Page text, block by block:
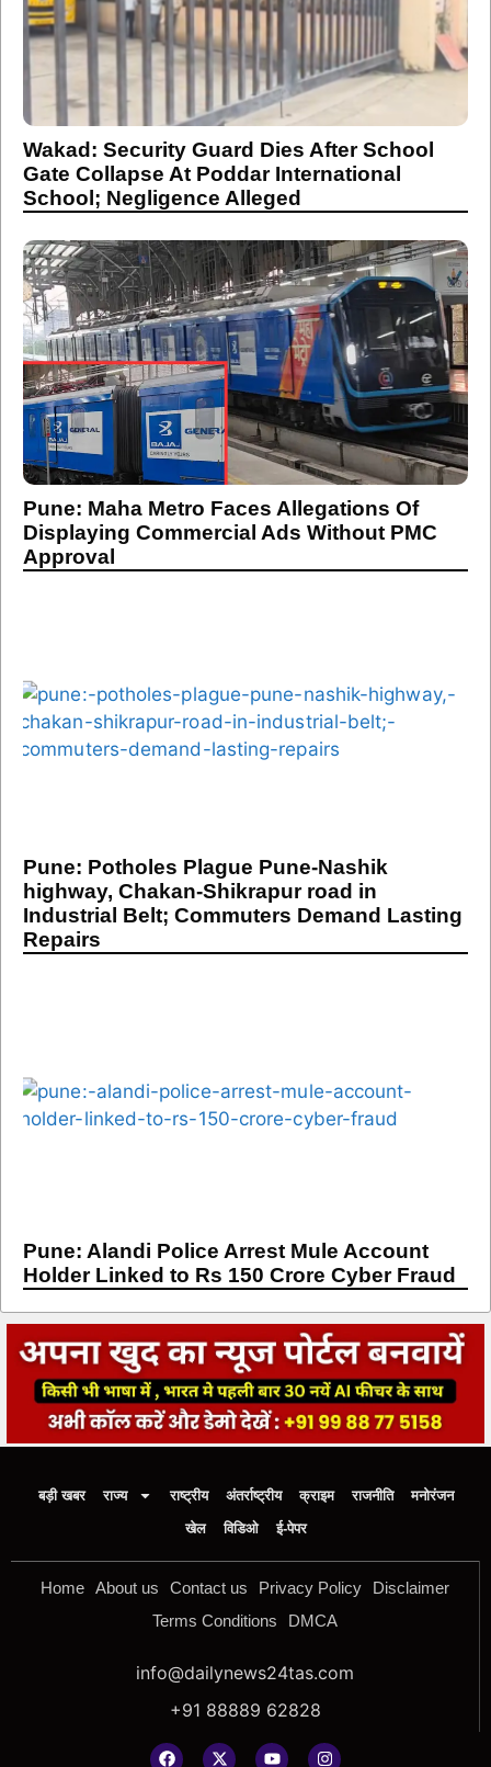
Wakad: Security Guard Dies After School
Gate Collapse At Poddar International
School; Negligence Alleged
Pune: Maha Metro Faces Allegations Of
Displaying Commercial Ads Without PMC
Approval
Pune: Potholes Plague Pune-Nashik
highway, Chakan-Shikrapur road in
Industrial Belt; Commuters Demand Lasting
Repairs
Pune: Alandi Police Arrest Mule Account
Holder Linked to Rs 150 Crore Cyber Fraud
बड़ी खबर राज्य राष्ट्रीय अंतर्राष्ट्रीय क्राइम राजनीति
मनोरंजन
खेल
विडिओ ई-पेपर
Home About us Contact us Privacy Policy
Disclaimer
Terms Conditions
DMCA
info@dailynews24tas.com
+91 88889 62828